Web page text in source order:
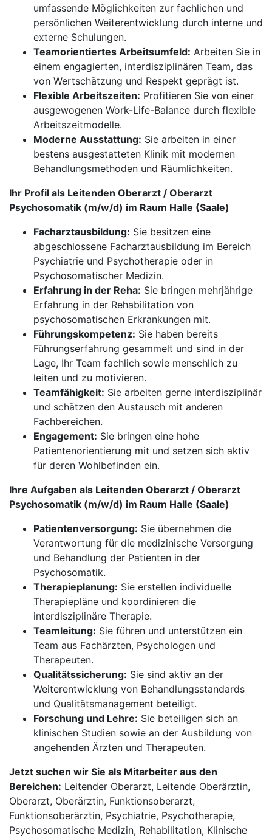
umfassende Möglichkeiten zur fachlichen und
persönlichen Weiterentwicklung durch interne und
externe Schulungen.
Teamorientiertes Arbeitsumfeld: Arbeiten Sie in
einem engagierten, interdisziplinären Team, das
von Wertschätzung und Respekt geprägt ist.
Flexible Arbeitszeiten: Profitieren Sie von einer
ausgewogenen Work-Life-Balance durch flexible
Arbeitszeitmodelle.
Moderne Ausstattung: Sie arbeiten in einer
bestens ausgestatteten Klinik mit modernen
Behandlungsmethoden und Räumlichkeiten.
Ihr Profil als Leitenden Oberarzt / Oberarzt
Psychosomatik (m/w/d) im Raum Halle (Saale)
Facharztausbildung: Sie besitzen eine
abgeschlossene Facharztausbildung im Bereich
Psychiatrie und Psychotherapie oder in
Psychosomatischer Medizin.
Erfahrung in der Reha: Sie bringen mehrjährige
Erfahrung in der Rehabilitation von
psychosomatischen Erkrankungen mit.
Führungskompetenz: Sie haben bereits
Führungserfahrung gesammelt und sind in der
Lage, Ihr Team fachlich sowie menschlich zu
leiten und zu motivieren.
Teamfähigkeit: Sie arbeiten gerne interdisziplinär
und schätzen den Austausch mit anderen
Fachbereichen.
Engagement: Sie bringen eine hohe
Patientenorientierung mit und setzen sich aktiv
für deren Wohlbefinden ein.
Ihre Aufgaben als Leitenden Oberarzt / Oberarzt
Psychosomatik (m/w/d) im Raum Halle (Saale)
Patientenversorgung: Sie übernehmen die
Verantwortung für die medizinische Versorgung
und Behandlung der Patienten in der
Psychosomatik.
Therapieplanung: Sie erstellen individuelle
Therapiepläne und koordinieren die
interdisziplinäre Therapie.
Teamleitung: Sie führen und unterstützen ein
Team aus Fachärzten, Psychologen und
Therapeuten.
Qualitätssicherung: Sie sind aktiv an der
Weiterentwicklung von Behandlungsstandards
und Qualitätsmanagement beteiligt.
Forschung und Lehre: Sie beteiligen sich an
klinischen Studien sowie an der Ausbildung von
angehenden Ärzten und Therapeuten.
Jetzt suchen wir Sie als Mitarbeiter aus den
Bereichen: Leitender Oberarzt, Leitende Oberärztin,
Oberarzt, Oberärztin, Funktionsoberarzt,
Funktionsoberärztin, Psychiatrie, Psychotherapie,
Psychosomatische Medizin, Rehabilitation, Klinische